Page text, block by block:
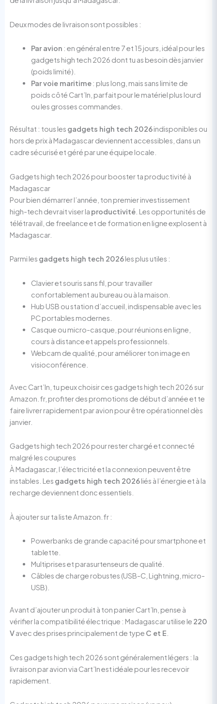
Deux modes de livraison sont possibles :
Par avion : en général entre 7 et 15 jours, idéal pour les
gadgets high tech 2026 dont tu as besoin dès janvier
(poids limité).
Par voie maritime: plus long, mais sans limite de
poids côté Cart’In, parfait pour le matériel plus lourd
ou les grosses commandes.
Résultat : tous les gadgets high tech 2026indisponibles ou
hors de prix à Madagascar deviennent accessibles, dans un
cadre sécurisé et géré par une équipe locale.
Gadgets high tech 2026 pour booster ta productivité à
Madagascar
Pour bien démarrer l’année, ton premier investissement
high-tech devrait viser la productivité . Les opportunités de
télétravail, de freelance et de formation en ligne explosent à
Madagascar.
Parmi les gadgets high tech 2026les plus utiles :
Clavier et souris sans fil, pour travailler
confortablement au bureau ou à la maison.
Hub USB ou station d’accueil, indispensable avec les
PC portables modernes.
Casque ou micro-casque, pour réunions en ligne,
cours à distance et appels professionnels.
Webcam de qualité, pour améliorer ton image en
visioconférence.
Avec Cart’In, tu peux choisir ces gadgets high tech 2026 sur
Amazon.fr, profiter des promotions de début d’année et te
faire livrer rapidement par avion pour être opérationnel dès
janvier.
Gadgets high tech 2026 pour rester chargé et connecté
malgré les coupures
À Madagascar, l’électricité et la connexion peuvent être
instables. Les gadgets high tech 2026liés à l’énergie et à la
recharge deviennent donc essentiels.
À ajouter sur ta liste Amazon.fr :
Powerbanks de grande capacité pour smartphone et
tablette.
Multiprises et parasurtenseurs de qualité.
Câbles de charge robustes (USB-C, Lightning, micro-
USB).
Avant d’ajouter un produit à ton panier Cart’In, pense à
vérifier la compatibilité électrique : Madagascar utilise le 220
Vavec des prises principalement de type C et E
Ces gadgets high tech 2026 sont généralement légers : la
livraison par avion via Cart’In est idéale pour les recevoir
rapidement.